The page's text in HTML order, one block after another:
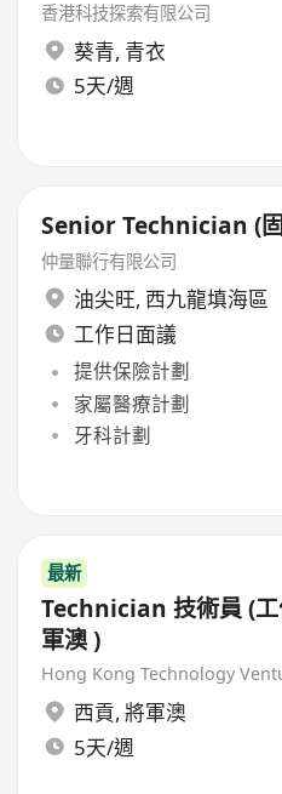
香港科技探索有限公司
葵青, 青衣
5天/週
Senior Technician (
仲量聯行有限公司
油尖旺, 西九龍填海區
工作日面議
提供保險計劃
家屬醫療計劃
牙科計劃
最新
Technician 技術員 (工作地點 ：將
軍澳 )
西貢, 將軍澳
5天/週